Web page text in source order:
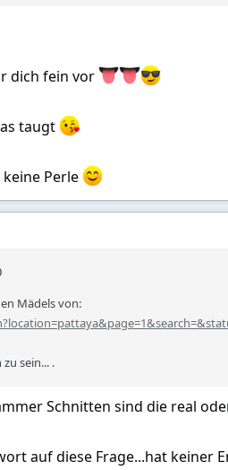
dich fein vor
taugt
Perle
Mädels von:
sein... .
Schnitten sind die real
auf diese Frage...hat keiner